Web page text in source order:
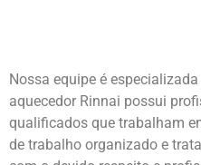
Nossa equipe é
aquecedor Rinnai possui
qualificados que trabalham
de trabalho organizado e